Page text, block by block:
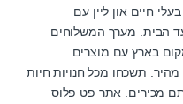
חיים און ליין עם
הבית. מערך המשלוחים
בארץ עם מוצרים
מהיר. תשכחו מכל חנויות חיות
מכירים. אתר פט פלוס